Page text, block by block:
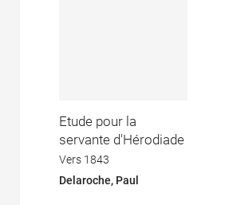
Etude pour la
servante d'Hérodiade
Vers 1843
Delaroche, Paul